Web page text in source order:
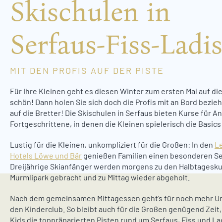
Skischulen in
Serfaus-Fiss-Ladis
MIT DEN PROFIS AUF DER PISTE
Für Ihre Kleinen geht es diesen Winter zum ersten Mal auf
schön! Dann holen Sie sich doch die Profis mit an Bord
auf die Bretter! Die Skischulen in Serfaus bieten Kurse für
Fortgeschrittene, in denen die Kleinen spielerisch die Basics
Lustig für die Kleinen, unkompliziert für die Großen: In den
Hotels Löwe und Bär genießen Familien einen besonderen
Dreijährige Skianfänger werden morgens zu den
Murmlipark gebracht und zu Mittag wieder abgeholt.
Nach dem gemeinsamen Mittagessen geht’s für noch mehr
den Kinderclub. So bleibt auch für die Großen genügend
Kids die toppräparierten Pisten rund um Serfaus, Fiss und